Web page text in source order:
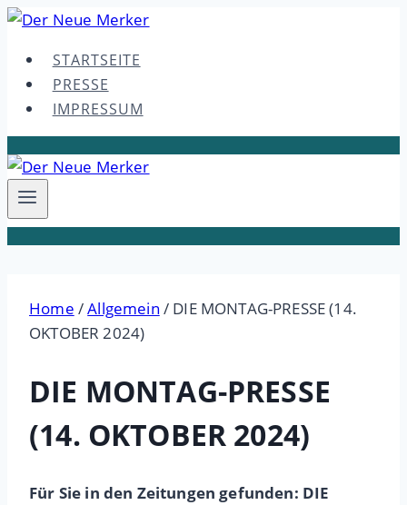
Skip
contentSTARTSEITE
PRESSE
IMPRESSUM
Home /Allgemein / DIE MONTAG-PRESSE (14.
OKTOBER 2024)
DIE MONTAG-PRESSE
(14. OKTOBER 2024)
Für Sie in den Zeitungen gefunden: DIE